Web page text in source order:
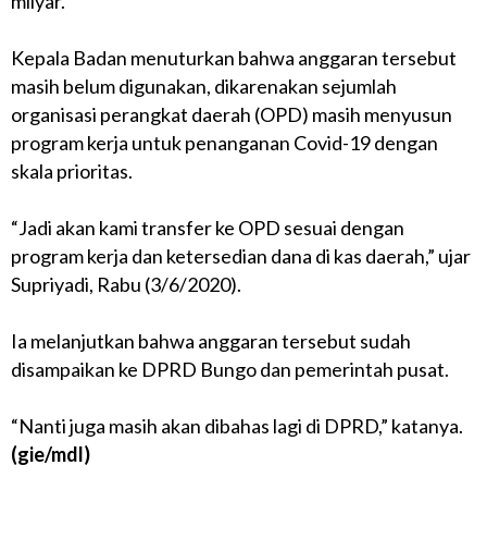
Kepala Badan menuturkan bahwa anggaran tersebut
masih belum digunakan, dikarenakan sejumlah
organisasi perangkat daerah (OPD) masih menyusun
program kerja untuk penanganan Covid-19 dengan
skala prioritas.
“Jadi akan kami transfer ke OPD sesuai dengan
program kerja dan ketersedian dana di kas daerah,” ujar
Supriyadi, Rabu (3/6/2020).
Ia melanjutkan bahwa anggaran tersebut sudah
disampaikan ke DPRD Bungo dan pemerintah pusat.
“Nanti juga masih akan dibahas lagi di DPRD,” katanya.
(gie/mdl)